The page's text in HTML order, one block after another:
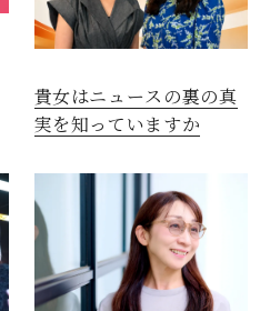
貴女はニュースの裏の真
実を知っていますか